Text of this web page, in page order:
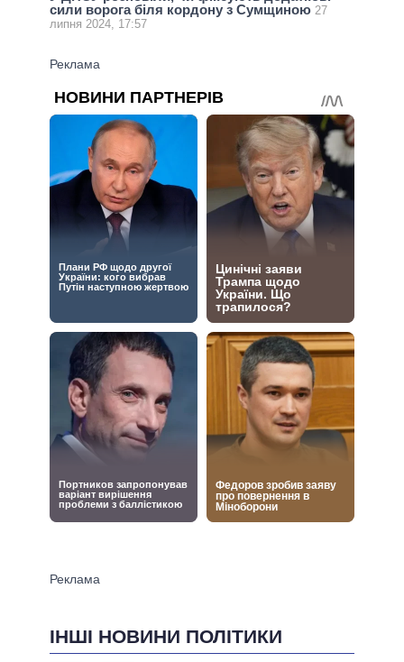
сили ворога біля кордону з Сумщиною 27
липня 2024, 17:57
ІНШІ НОВИНИ ПОЛІТИКИ